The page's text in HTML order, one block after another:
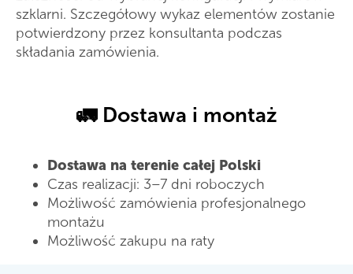
szklarni. Szczegółowy wykaz elementów zostanie
potwierdzony przez konsultanta podczas
składania zamówienia.
🚛 Dostawa i montaż
Dostawa na terenie całej Polski
Czas realizacji: 3–7 dni roboczych
Możliwość zamówienia profesjonalnego
montażu
Możliwość zakupu na raty